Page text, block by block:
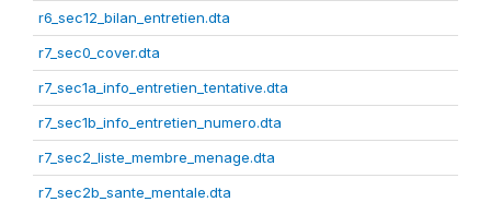
r6_sec12_bilan_entretien.dta
r7_sec0_cover.dta
r7_sec1a_info_entretien_tentative.dta
r7_sec1b_info_entretien_numero.dta
r7_sec2_liste_membre_menage.dta
r7_sec2b_sante_mentale.dta